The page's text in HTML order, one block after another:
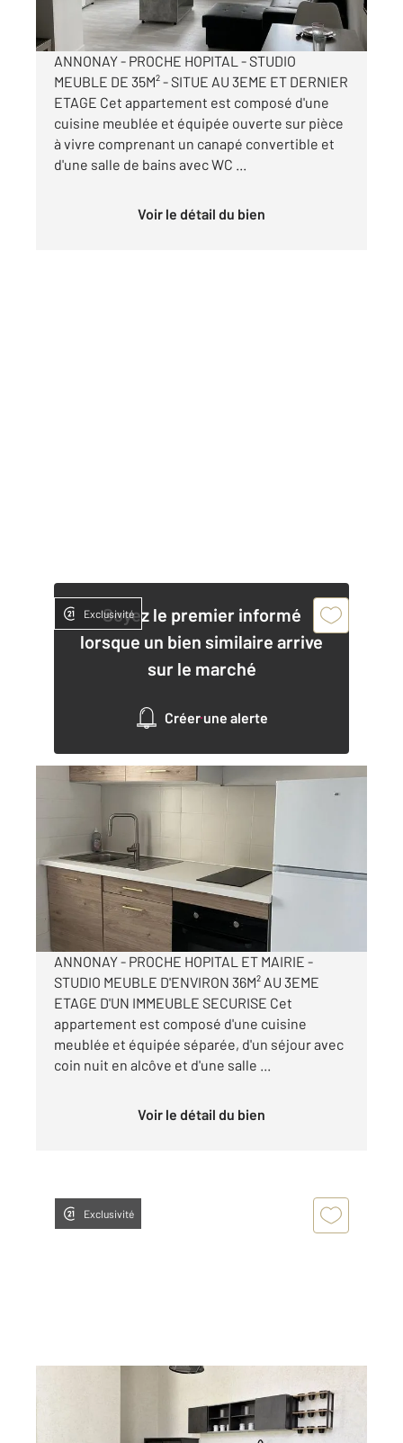
par mois charges comprises
ANNONAY - PROCHE HOPITAL - STUDIO
MEUBLE DE 35M² - SITUE AU 3EME ET DERNIER
ETAGE Cet appartement est composé d'une
cuisine meublée et équipée ouverte sur pièce
à vivre comprenant un canapé convertible et
d'une salle de bains avec WC ...
Voir le détail du bien
Soyez le premier informé
lorsque un bien similaire arrive
sur le marché
Créer une alerte
Exclusivité
ANNONAY 07
Ref : 5249
Appartement Studio à louer
440 €
par mois charges comprises
ANNONAY - PROCHE HOPITAL ET MAIRIE -
STUDIO MEUBLE D'ENVIRON 36M² AU 3EME
ETAGE D'UN IMMEUBLE SECURISE Cet
appartement est composé d'une cuisine
meublée et équipée séparée, d'un séjour avec
coin nuit en alcôve et d'une salle ...
Voir le détail du bien
Exclusivité